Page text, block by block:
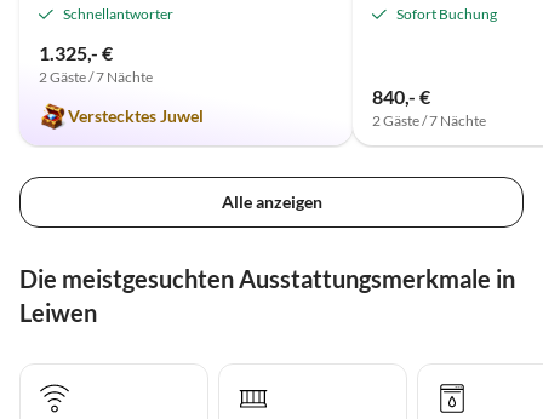
Schnellantworter
1.325,- €
2 Gäste / 7 Nächte
Verstecktes Juwel
Sofort Buchung
840,- €
2 Gäste / 7 Nächte
Alle anzeigen
Die meistgesuchten Ausstattungsmerkmale in
Leiwen